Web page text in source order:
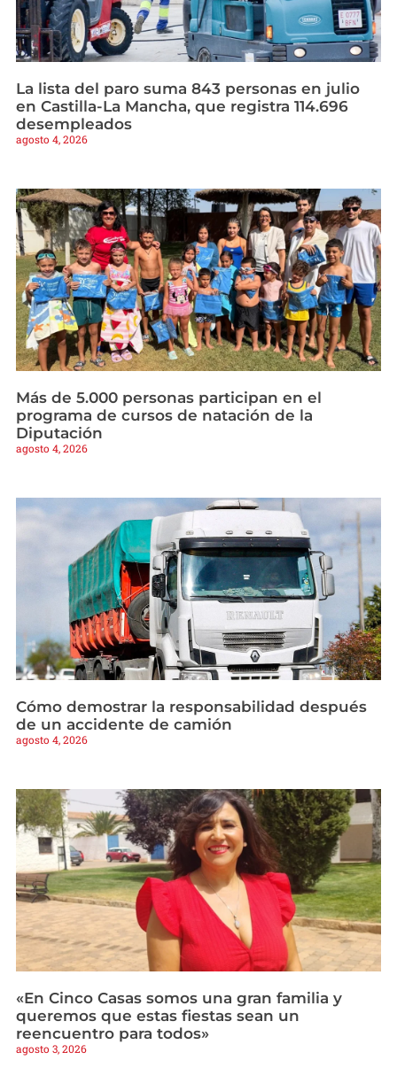
La lista del paro suma 843 personas en julio
en Castilla-La Mancha, que registra 114.696
desempleados
agosto 4, 2026
Más de 5.000 personas participan en el
programa de cursos de natación de la
Diputación
agosto 4, 2026
Cómo demostrar la responsabilidad después
de un accidente de camión
agosto 4, 2026
«En Cinco Casas somos una gran familia y
queremos que estas fiestas sean un
reencuentro para todos»
agosto 3, 2026